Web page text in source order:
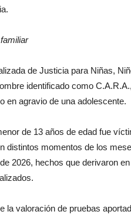
de Justicia para Niñas,
identificado como
en agravio de una adolescente.
de 13 años de edad fue
distintos momentos de los
2026, hechos que derivaron
la valoración de pruebas